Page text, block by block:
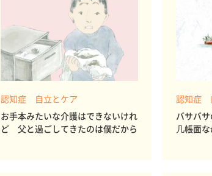
認知症 自立とケア
お手本みたいな介護はできないけれ
ど 父と過ごしてきたのは僕だから
認知症
バサバ
几帳面